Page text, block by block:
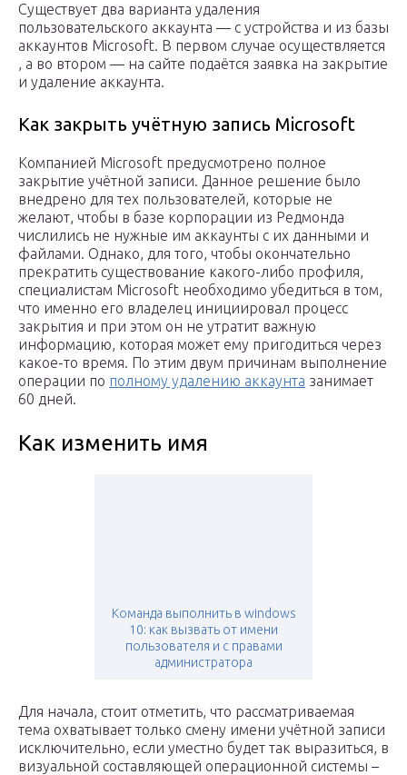
Существует два варианта удаления
пользовательского аккаунта — с устройства и из базы
аккаунтов Microsoft. В первом случае осуществляется
, а во втором — на сайте подаётся заявка на закрытие
и удаление аккаунта.
Как закрыть учётную запись Microsoft
Компанией Microsoft предусмотрено полное
закрытие учётной записи. Данное решение было
внедрено для тех пользователей, которые не
желают, чтобы в базе корпорации из Редмонда
числились не нужные им аккаунты с их данными и
файлами. Однако, для того, чтобы окончательно
прекратить существование какого-либо профиля,
специалистам Microsoft необходимо убедиться в том,
что именно его владелец инициировал процесс
закрытия и при этом он не утратит важную
информацию, которая может ему пригодиться через
какое-то время. По этим двум причинам выполнение
операции по полному удалению аккаунта занимает
60 дней.
Как изменить имя
Команда выполнить в windows
10: как вызвать от имени
пользователя и с правами
администратора
Для начала, стоит отметить, что рассматриваемая
тема охватывает только смену имени учётной записи
исключительно, если уместно будет так выразиться, в
визуальной составляющей операционной системы –